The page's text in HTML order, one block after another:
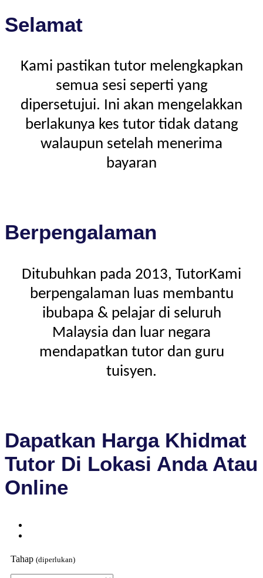
Selamat
Kami pastikan tutor melengkapkan
semua sesi seperti yang
dipersetujui. Ini akan mengelakkan
berlakunya kes tutor tidak datang
walaupun setelah menerima
bayaran
Berpengalaman
Ditubuhkan pada 2013, TutorKami
berpengalaman luas membantu
ibubapa & pelajar di seluruh
Malaysia dan luar negara
mendapatkan tutor dan guru
tuisyen.
Dapatkan Harga Khidmat
Tutor Di Lokasi Anda Atau
Online
Tahap (diperlukan)